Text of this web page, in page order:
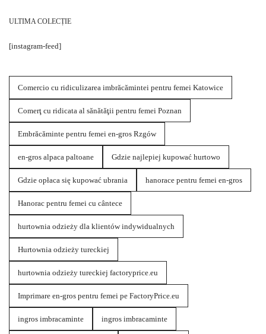
ULTIMA COLECȚIE
[instagram-feed]
Comercio cu ridiculizarea imbrăcămintei pentru femei Katowice
Comerţ cu ridicata al sănătăţii pentru femei Poznan
Embrăcăminte pentru femei en-gros Rzgów
en-gros alpaca paltoane Gdzie najlepiej kupować hurtowo
Gdzie opłaca się kupować ubrania hanorace pentru femei en-gros
Hanorac pentru femei cu cântece
hurtownia odzieży dla klientów indywidualnych
Hurtownia odzieży tureckiej
hurtownia odzieży tureckiej factoryprice.eu
Imprimare en-gros pentru femei pe FactoryPrice.eu
ingros imbracaminte ingros imbracaminte